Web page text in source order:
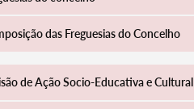
das Freguesias do Concelho
de Ação Socio-Educativa e Cultural